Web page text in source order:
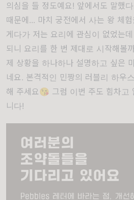
의심을 들 정도예요! 앞에서도 말했
때문에... 마치 궁전에서 사는 왕 체
게다가 저는 요리에 관심이 없었는
되니 요리를 한 번 제대로 시작해볼
제 상황을 하나하나 설명하고 싶은
네요. 본격적인 민짱의 러블리 하우
해 주세요😘 그럼 이번 주도 힘차고
니다!